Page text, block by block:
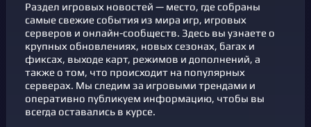
Раздел игровых новостей — место, где собраны
самые свежие события из мира игр, игровых
серверов и онлайн-сообществ. Здесь вы узнаете о
крупных обновлениях, новых сезонах, багах и
фикcах, выходе карт, режимов и дополнений, а
также о том, что происходит на популярных
серверах. Мы следим за игровыми трендами и
оперативно публикуем информацию, чтобы вы
всегда оставались в курсе.